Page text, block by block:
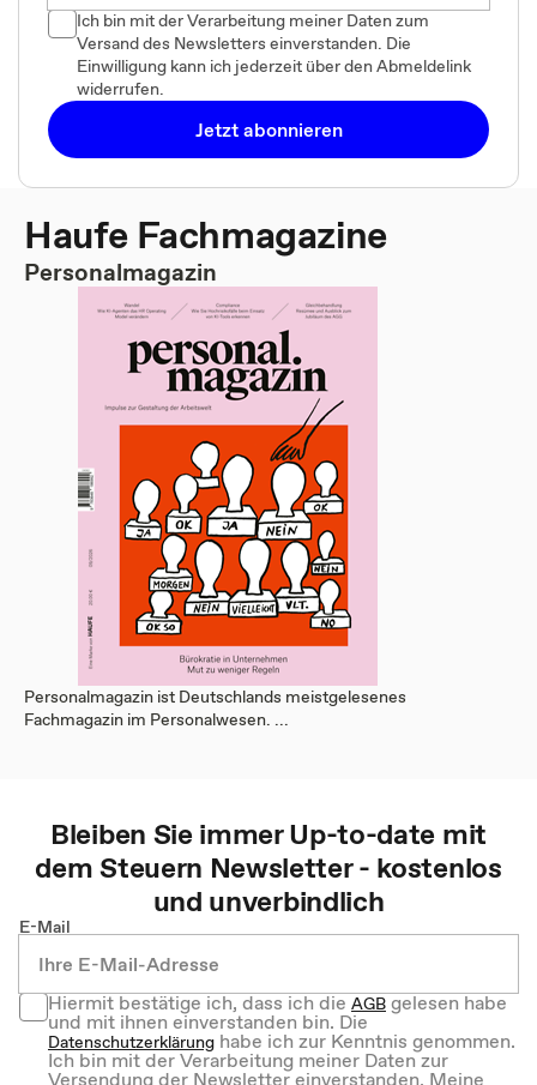
Ich bin mit der Verarbeitung meiner Daten zum
Versand des Newsletters einverstanden. Die
Einwilligung kann ich jederzeit über den Abmeldelink
widerrufen.
Jetzt abonnieren
Haufe Fachmagazine
Personalmagazin
Personalmagazin ist Deutschlands meistgelesenes
Fachmagazin im Personalwesen. ...
Bleiben Sie immer Up-to-date mit
demSteuern Newsletter - kostenlos
und unverbindlich
E-Mail
Hiermit bestätige ich, dass ich dieAGBgelesen habe
und mit ihnen einverstanden bin. Die
Datenschutzerklärung habe ich zur Kenntnis genommen.
Ich bin mit der Verarbeitung meiner Daten zur
Versendung der Newsletter einverstanden. Meine